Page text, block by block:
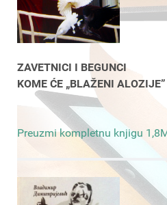
ZAVETNICI I BEGUNCI
KOME ĆE „BLAŽENI
Preuzmi kompletnu knjigu